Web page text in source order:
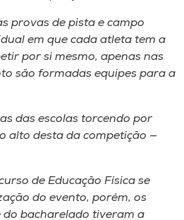
provas de pista e campo
​em que cada atleta tem a
por si mesmo, apenas nas
são formadas equipes para a
das escolas torcendo por
alto desta da competição —
de ​E​ducação ​F​ísica se
d​o​ evento, porém​,​ os
do bacharelado tiveram a